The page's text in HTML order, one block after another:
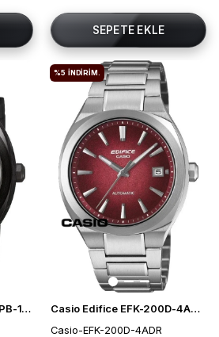
SEPETE EKLE
Casio Edifice EFK-200XPB-1ADR Otomatik Erkek Kol Saati Casio Edifice EFK-200D-4ADR Otomatik Erkek Kol Saati
Casio-EFK-200D-4ADR
%5 İNDIRIM.